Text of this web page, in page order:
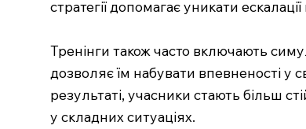
стратегії допомагає уникати
Тренінги також часто включають
дозволяє їм набувати впевненості у
результаті, учасники стають більш
у складних ситуаціях.